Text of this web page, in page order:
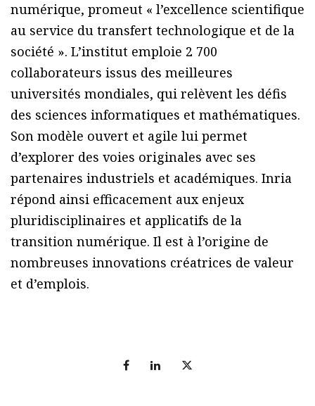
numérique, promeut « l’excellence scientifique
au service du transfert technologique et de la
société ». L’institut emploie 2 700
collaborateurs issus des meilleures
universités mondiales, qui relèvent les défis
des sciences informatiques et mathématiques.
Son modèle ouvert et agile lui permet
d’explorer des voies originales avec ses
partenaires industriels et académiques. Inria
répond ainsi efficacement aux enjeux
pluridisciplinaires et applicatifs de la
transition numérique. Il est à l’origine de
nombreuses innovations créatrices de valeur
et d’emplois.